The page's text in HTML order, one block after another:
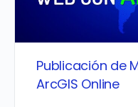
Publicación de
ArcGIS Online